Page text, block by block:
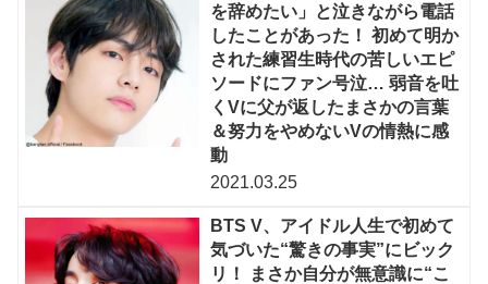
を辞めたい」と泣きながら電話
したことがあった！ 初めて明か
された練習生時代の苦しいエピ
ソードにファン号泣… 弱音を吐
くVに父が返したまさかの言葉
＆努力をやめないVの情熱に感
動
2021.03.25
BTS V、アイドル人生で初めて
気づいた“驚きの事実”にビック
リ！ まさか自分が無意識に“こ